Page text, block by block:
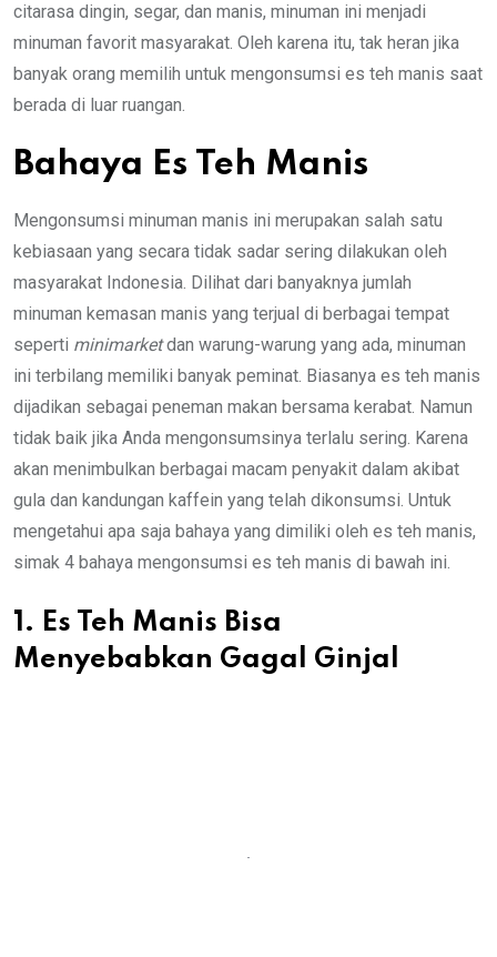
citarasa dingin, segar, dan manis, minuman ini menjadi
minuman favorit masyarakat. Oleh karena itu, tak heran jika
banyak orang memilih untuk mengonsumsi es teh manis saat
berada di luar ruangan.
Bahaya Es Teh Manis
Mengonsumsi minuman manis ini merupakan salah satu
kebiasaan yang secara tidak sadar sering dilakukan oleh
masyarakat Indonesia. Dilihat dari banyaknya jumlah
minuman kemasan manis yang terjual di berbagai tempat
seperti minimarketdan warung-warung yang ada, minuman
ini terbilang memiliki banyak peminat. Biasanya es teh manis
dijadikan sebagai peneman makan bersama kerabat. Namun
tidak baik jika Anda mengonsumsinya terlalu sering. Karena
akan menimbulkan berbagai macam penyakit dalam akibat
gula dan kandungan kaffein yang telah dikonsumsi. Untuk
mengetahui apa saja bahaya yang dimiliki oleh es teh manis,
simak 4 bahaya mengonsumsi es teh manis di bawah ini.
1. Es Teh Manis Bisa
Menyebabkan Gagal Ginjal